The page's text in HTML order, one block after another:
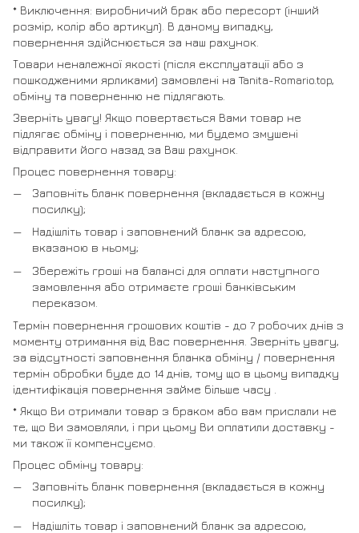
* Виключення: виробничий брак або пересорт (інший
розмір, колір або артикул). В даному випадку,
повернення здійснюється за наш рахунок.
Товари неналежної якості (після експлуатації або з
пошкодженими ярликами) замовлені на Tanita-Romario.top,
обміну та поверненню не підлягають.
Зверніть увагу! Якщо повертається Вами товар не
підлягає обміну і поверненню, ми будемо змушені
відправити його назад за Ваш рахунок.
Процес повернення товару:
Заповніть бланк повернення (вкладається в кожну
посилку);
Надішліть товар і заповнений бланк за адресою,
вказаною в ньому;
Збережіть гроші на балансі для оплати наступного
замовлення або отримаєте гроші банківським
переказом.
Термін повернення грошових коштів - до 7 робочих днів з
моменту отримання від Вас повернення. Зверніть увагу,
за відсутності заповнення бланка обміну / повернення
термін обробки буде до 14 днів, тому що в цьому випадку
ідентифікація повернення займе більше часу .
* Якщо Ви отримали товар з браком або вам прислали не
те, що Ви замовляли, і при цьому Ви оплатили доставку -
ми також її компенсуємо.
Процес обміну товару:
Заповніть бланк повернення (вкладається в кожну
посилку);
Надішліть товар і заповнений бланк за адресою,